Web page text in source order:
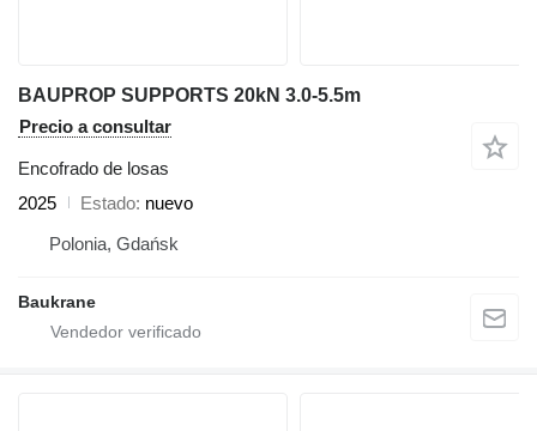
BAUPROP SUPPORTS 20kN 3.0-5.5m
Precio a consultar
Encofrado de losas
2025
Estado nuevo
Polonia, Gdańsk
Baukrane